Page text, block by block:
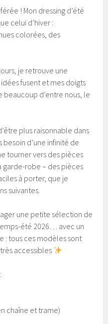
! Mon dressing d’été
celui d’hiver :
colorées, des
je retrouve une
fusent et mes doigts
d’entre nous, le
plus raisonnable dans
besoin d’une infinité de
tourner vers des pièces
robe – des pièces
à porter, que je
suivantes.
une petite sélection de
été 2026… avec un
: tous ces modèles sont
accessibles
chaîne et trame)